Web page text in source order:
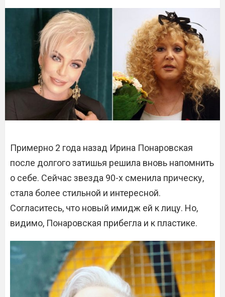
Примерно 2 года назад Ирина Понаровская
после долгого затишья решила вновь напомнить
о себе. Сейчас звезда 90-х сменила прическу,
стала более стильной и интересной.
Согласитесь, что новый имидж ей к лицу. Но,
видимо, Понаровская прибегла и к пластике.